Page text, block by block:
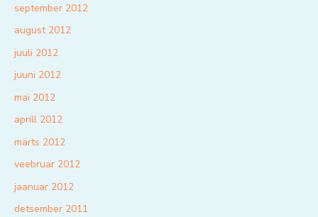
september 2012
august 2012
juuli 2012
juuni 2012
mai 2012
aprill 2012
märts 2012
veebruar 2012
jaanuar 2012
detsember 2011